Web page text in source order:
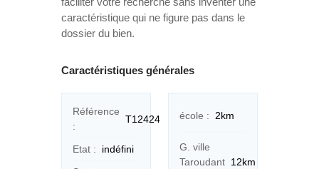
caractéristique qui ne figure pas dans le
dossier du bien.
Caractéristiques générales
Référence
:
T12424
Etat :
indéfini
école : 2km
G. ville
Taroudant 12km